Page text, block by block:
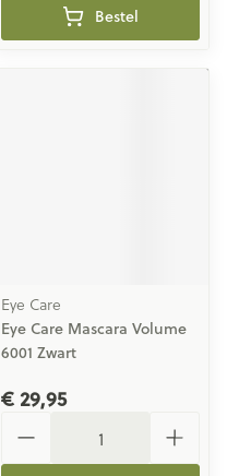
Bestel
Eye Care
Eye Care Mascara Volume
6001 Zwart
€ 29,95